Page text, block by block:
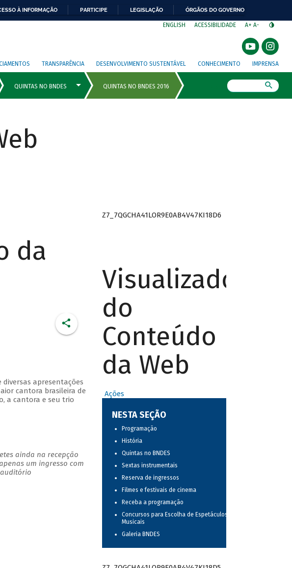
À INFORMAÇÃO PARTICIPE LEGISLAÇÃO ÓRGÃOS DO GOVERNO
ENGLISH ACESSIBILIDADE A+ A-
TRANSPARÊNCIA DESENVOLVIMENTO SUSTENTÁVEL CONHECIMENTO IMPRENSA
da
diversas apresentações
cantora brasileira de
a cantora e seu trio
ainda na recepção
um ingresso com
Z7_7QGCHA41LOR9E0AB4V47KI18D6
Visualizador
do
Conteúdo
da Web
Ações
NESTA SEÇÃO
Programação
História
Quintas no BNDES
Sextas instrumentais
Reserva de ingressos
Filmes e festivais de cinema
Receba a programação
Concursos para Escolha de Espetáculos
Musicais
Galeria BNDES